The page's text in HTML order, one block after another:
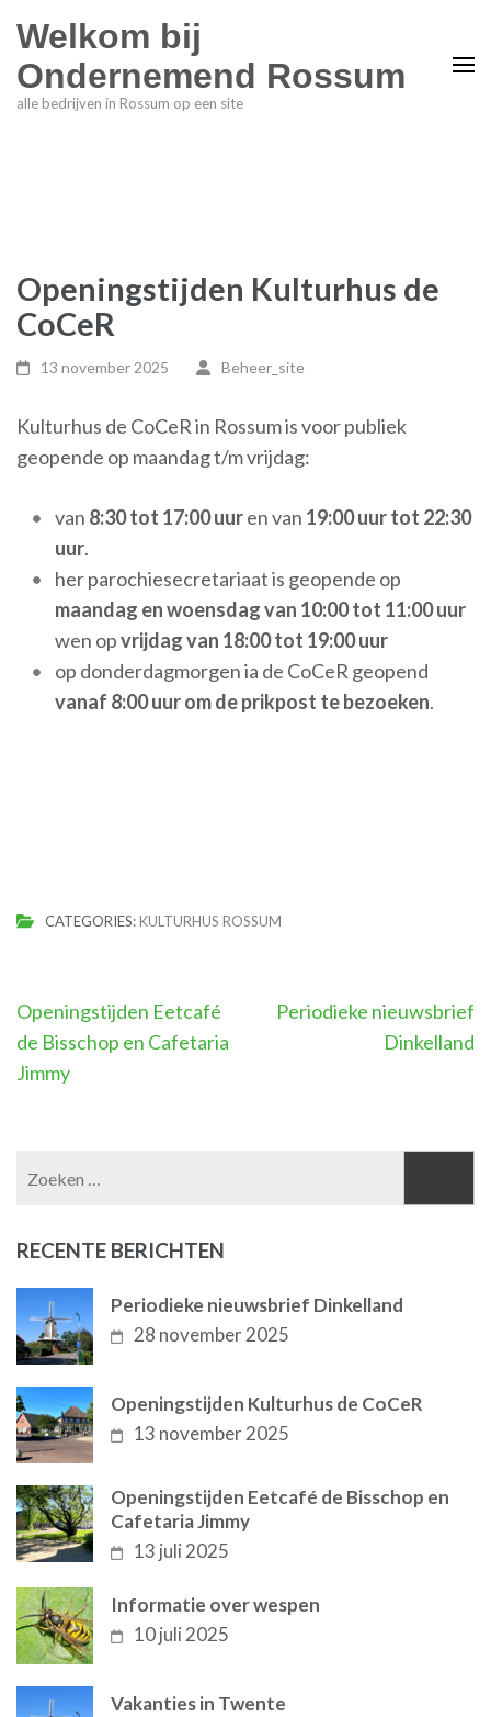
Welkom bij
Ondernemend Rossum
alle bedrijven in Rossum op een site
Openingstijden Kulturhus de
CoCeR
13 november 2025 Beheer_site
Kulturhus de CoCeR in Rossum is voor publiek
geopende op maandag t/m vrijdag:
van 8:30 tot 17:00 uuren van 19:00 uur tot 22:30
uur.
her parochiesecretariaat is geopende op
maandag en woensdag van 10:00 tot 11:00 uur
wen opvrijdag van 18:00 tot 19:00 uur
op donderdagmorgen ia de CoCeR geopend
vanaf 8:00 uur om de prikpost te bezoeken.
CATEGORIES:KULTURHUS ROSSUM
Berichtnavigatie
Openingstijden Eetcafé
de Bisschop en Cafetaria
Jimmy
Periodieke nieuwsbrief
Dinkelland
RECENTE BERICHTEN
Periodieke nieuwsbrief Dinkelland
28 november 2025
Openingstijden Kulturhus de CoCeR
13 november 2025
Openingstijden Eetcafé de Bisschop en
Cafetaria Jimmy
13 juli 2025
Informatie over wespen
10 juli 2025
Vakanties in Twente